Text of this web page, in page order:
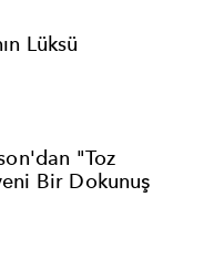
mekanlara taşıyor.
Lüksü
"Toz
Bir Dokunuş